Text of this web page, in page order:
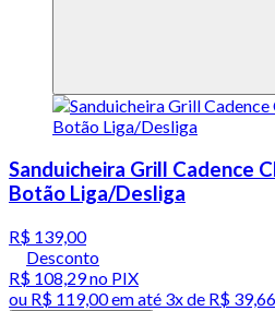
Sanduicheira Grill Cadence
Botão Liga/Desliga
R$ 139,00
Desconto
R$ 108,29no PIX
ou R$ 119,00em até 3x de R$